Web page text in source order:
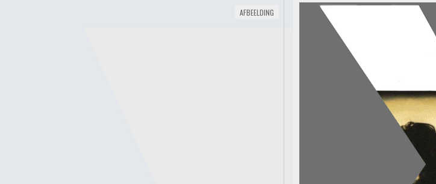
AFBEELDING